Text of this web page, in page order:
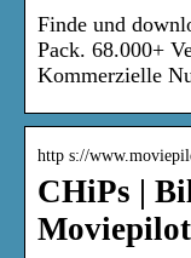
Finde und
Pack. 68.000+
Kommerzielle
http s://
CHiPs |